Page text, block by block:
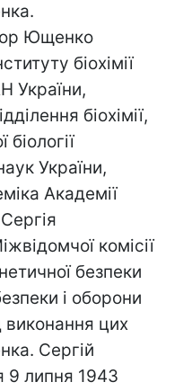
Ющенко
біохімії
України,
біохімії,
біології
України,
Академії
комісії
безпеки
і оборони
виконання цих
Сергій
9 липня 1943